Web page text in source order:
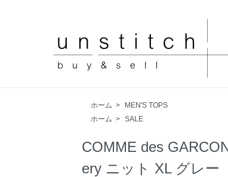
ホーム >
MEN'S TOPS
ホーム > SALE
COMME des
ery ニット XL グレー